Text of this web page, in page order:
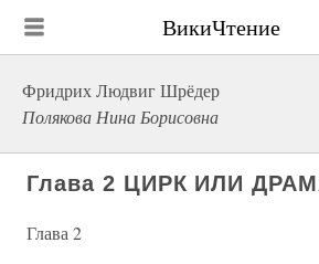
ВикиЧтение
Фридрих Людвиг Шрёдер
Полякова Нина Борисовна
Глава 2 ЦИРК ИЛИ
Глава 2